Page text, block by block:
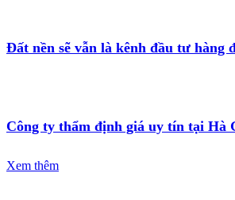
Đất nền sẽ vẫn là kênh đầu tư hàng
Công ty thẩm định giá uy tín tại Hà
Xem thêm